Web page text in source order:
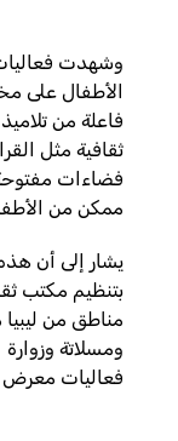
وشهدت
الأطفال على
فاعلة من
ثقافية مثل
فضاءات
ممكن من
يشار إلى أن
بتنظيم مكتب
مناطق من ليبيا
ومسلاتة
فعاليات معرض